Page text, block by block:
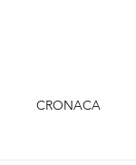
CRONACA